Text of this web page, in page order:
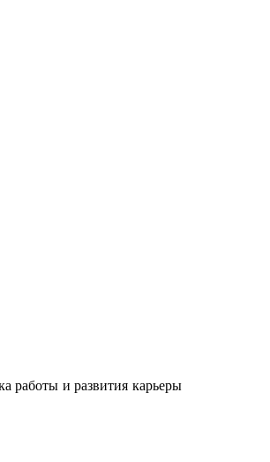
специалистов до senior и C-level.
под тренды 2026 г
отрасли в отрасль, после долгого
опыт с точки зрения работодателя.
отрасли.
офер в компании: Яндекс, Т-банк, Сбер,
работы и развития карьеры